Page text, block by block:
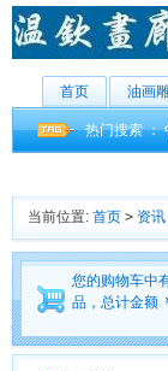
首页 油画
热门搜索 ：
当前位置: 首页 > 资讯
您的购物车中
品，总计金额